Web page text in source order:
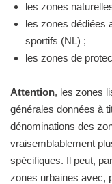
les zones
les zones dédiées
sportifs (NL) ;
les zones de
Attention, les zones
générales données à
dénominations des
vraisemblablement
spécifiques. Il peut,
zones urbaines avec,